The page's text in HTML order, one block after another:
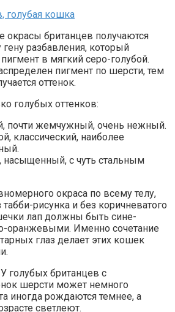
окрасы британцев получаются
разбавления, который
в мягкий серо-голубой.
пигмент по шерсти, тем
оттенок.
голубых оттенков:
почти жемчужный, очень нежный.
классический, наиболее
насыщенный, с чуть стальным
окраса по всему телу,
рисунка и без коричневатого
лап должны быть сине-
оранжевыми. Именно сочетание
глаз делает этих кошек
голубых британцев с
шерсти может немного
иногда рождаются темнее, а
светлеют.